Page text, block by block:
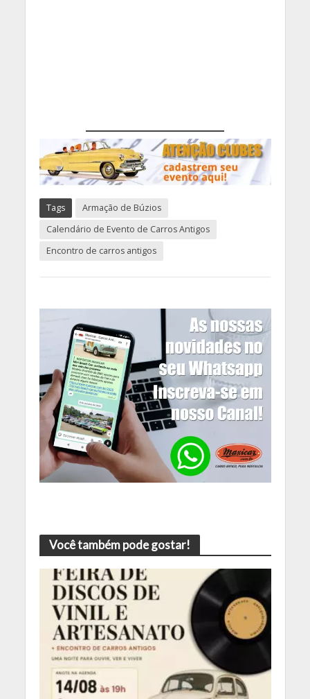
Tags
Armação de Búzios
Calendário de Evento de Carros Antigos
Encontro de carros antigos
Você também pode gostar!